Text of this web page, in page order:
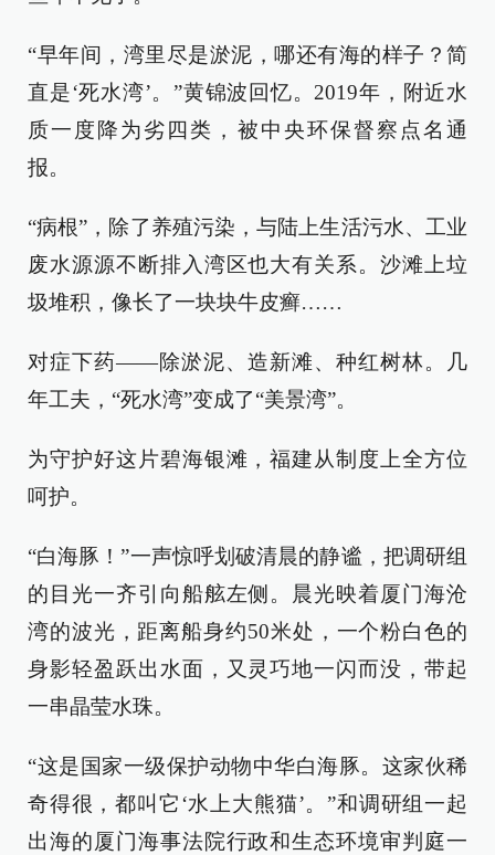
“早年间，湾里尽是淤泥，哪还有海的样子？简
直是‘死水湾’。”黄锦波回忆。2019年，附近水
质一度降为劣四类，被中央环保督察点名通
报。
“病根”，除了养殖污染，与陆上生活污水、工业
废水源源不断排入湾区也大有关系。沙滩上垃
圾堆积，像长了一块块牛皮癣……
对症下药——除淤泥、造新滩、种红树林。几
年工夫，“死水湾”变成了“美景湾”。
为守护好这片碧海银滩，福建从制度上全方位
呵护。
“白海豚！”一声惊呼划破清晨的静谧，把调研组
的目光一齐引向船舷左侧。晨光映着厦门海沧
湾的波光，距离船身约50米处，一个粉白色的
身影轻盈跃出水面，又灵巧地一闪而没，带起
一串晶莹水珠。
“这是国家一级保护动物中华白海豚。这家伙稀
奇得很，都叫它‘水上大熊猫’。”和调研组一起
出海的厦门海事法院行政和生态环境审判庭一